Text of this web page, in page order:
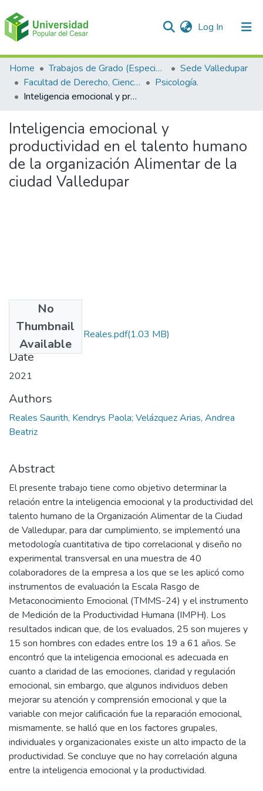
Log In (current)
Communities & Collections
All of DSpace
Home Trabajos de Grado (Especializaciones y Pregrados)
Sede Valledupar
Facultad de Derecho, Ciencias Políticas y Sociales.
Psicología.
Inteligencia emocional y productividad en el talento humano de la organización Alimentar de la ciudad Valledupar
Inteligencia emocional y
productividad en el talento humano
de la organización Alimentar de la
ciudad Valledupar
No
Thumbnail
Available
proyecto Kendrys Reales.pdf(1.03 MB)
Date
2021
Authors
Reales Saurith, Kendrys Paola; Velázquez Arias, Andrea
Beatriz
Abstract
El presente trabajo tiene como objetivo determinar la
relación entre la inteligencia emocional y la productividad del
talento humano de la Organización Alimentar de la Ciudad
de Valledupar, para dar cumplimiento, se implementó una
metodología cuantitativa de tipo correlacional y diseño no
experimental transversal en una muestra de 40
colaboradores de la empresa a los que se les aplicó como
instrumentos de evaluación la Escala Rasgo de
Metaconocimiento Emocional (TMMS-24) y el instrumento
de Medición de la Productividad Humana (IMPH). Los
resultados indican que, de los evaluados, 25 son mujeres y
15 son hombres con edades entre los 19 a 61 años. Se
encontró que la inteligencia emocional es adecuada en
cuanto a claridad de las emociones, claridad y regulación
emocional, sin embargo, que algunos individuos deben
mejorar su atención y comprensión emocional y que la
variable con mejor calificación fue la reparación emocional,
mismamente, se halló que en los factores grupales,
individuales y organizacionales existe un alto impacto de la
productividad. Se concluye que no hay correlación alguna
entre la inteligencia emocional y la productividad.